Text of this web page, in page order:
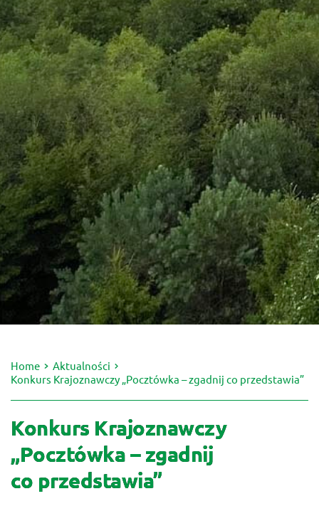
Home
Aktualności
Konkurs Krajoznawczy „Pocztówka – zgadnij co przedstawia”
Konkurs Krajoznawczy
„Pocztówka – zgadnij
co przedstawia”